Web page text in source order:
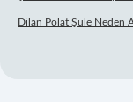
Dilan Polat Şule Neden